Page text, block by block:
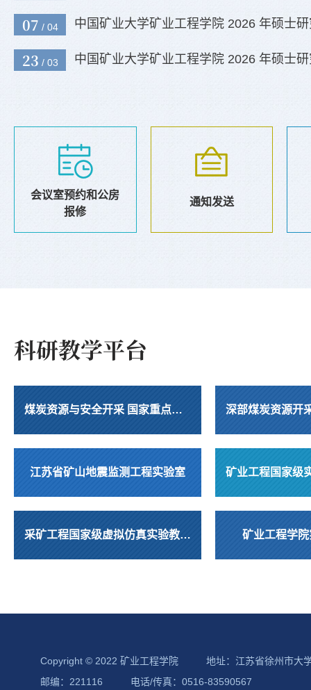
07 / 04 中国矿业大学矿业工程学院 2026 年硕士研究生调剂考生复试
23 / 03 中国矿业大学矿业工程学院 2026 年硕士研究生一志愿考生复试
会议室预约和公房
报修
通知发送
科研教学平台
煤炭资源与安全开采 国家重点实验室
江苏省矿山地震监测工程实验室 矿业工程国家级
采矿工程国家级虚拟仿真实验教学中心 矿业工程学
Copyright © 2022 矿业工程学院
地址：江苏省徐州市大
邮编：221116
电话/传真：0516-83590567